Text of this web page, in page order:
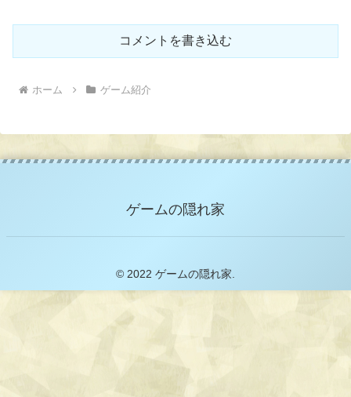
コメントを書き込む
ホーム ゲーム紹介
ゲームの隠れ家
© 2022 ゲームの隠れ家.